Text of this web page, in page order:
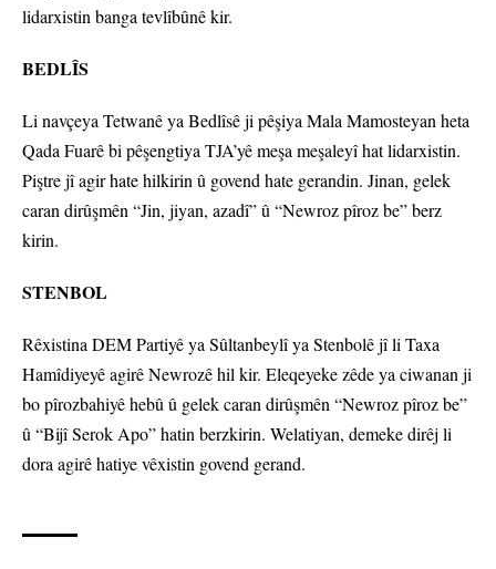
lidarxistin banga tevlîbûnê kir.
BEDLÎS
Li navçeya Tetwanê ya Bedlîsê ji pêşiya Mala Mamosteyan heta
Qada Fuarê bi pêşengtiya TJA’yê meşa meşaleyî hat lidarxistin.
Piştre jî agir hate hilkirin û govend hate gerandin. Jinan, gelek
caran dirûşmên “Jin, jiyan, azadî” û “Newroz pîroz be” berz
kirin.
STENBOL
Rêxistina DEM Partiyê ya Sûltanbeylî ya Stenbolê jî li Taxa
Hamîdiyeyê agirê Newrozê hil kir. Eleqeyeke zêde ya ciwanan ji
bo pîrozbahiyê hebû û gelek caran dirûşmên “Newroz pîroz be”
û “Bijî Serok Apo” hatin berzkirin. Welatiyan, demeke dirêj li
dora agirê hatiye vêxistin govend gerand.